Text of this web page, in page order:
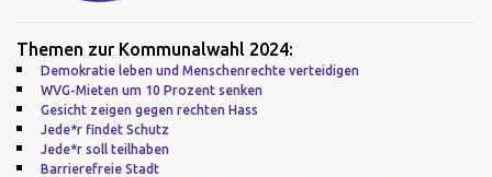
Themen zur Kommunalwahl 2024:
Demokratie leben und Menschenrechte verteidigen
WVG-Mieten um 10 Prozent senken
Gesicht zeigen gegen rechten Hass
Jede*r findet Schutz
Jede*r soll teilhaben
Barrierefreie Stadt